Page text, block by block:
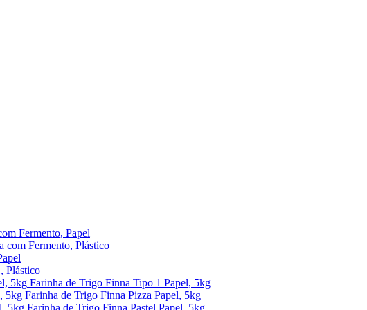
Fermento, Papel
com Fermento, Plástico
Plástico
Farinha de Trigo Finna Tipo 1 Papel, 5kg
Farinha de Trigo Finna Pizza Papel, 5kg
Farinha de Trigo Finna Pastel Papel, 5kg